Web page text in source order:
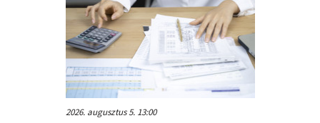
2026. augusztus 5. 13:00